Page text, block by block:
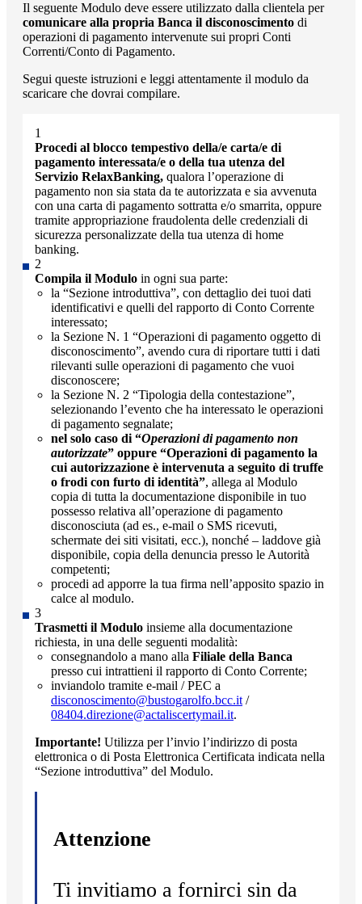
Il seguente Modulo deve essere utilizzato dalla clientela per
comunicare alla propria Banca il disconoscimento di
operazioni di pagamento intervenute sui propri Conti
Correnti/Conto di Pagamento.
Segui queste istruzioni e leggi attentamente il modulo da
scaricare che dovrai compilare.
Procedi al blocco tempestivo della/e carta/e di
pagamento interessata/e o della tua utenza del
Servizio RelaxBanking, qualora l’operazione di
pagamento non sia stata da te autorizzata e sia avvenuta
con una carta di pagamento sottratta e/o smarrita, oppure
tramite appropriazione fraudolenta delle credenziali di
sicurezza personalizzate della tua utenza di home
banking.
Compila il Modulo in ogni sua parte:
la “Sezione introduttiva”, con dettaglio dei tuoi dati
identificativi e quelli del rapporto di Conto Corrente
interessato;
la Sezione N. 1 “Operazioni di pagamento oggetto di
disconoscimento”, avendo cura di riportare tutti i dati
rilevanti sulle operazioni di pagamento che vuoi
disconoscere;
la Sezione N. 2 “Tipologia della contestazione”,
selezionando l’evento che ha interessato le operazioni
di pagamento segnalate;
nel solo caso di “Operazioni di pagamento non
autorizzate” oppure “Operazioni di pagamento la
cui autorizzazione è intervenuta a seguito di truffe
o frodi con furto di identità”, allega al Modulo
copia di tutta la documentazione disponibile in tuo
possesso relativa all’operazione di pagamento
disconosciuta (ad es., e-mail o SMS ricevuti,
schermate dei siti visitati, ecc.), nonché – laddove già
disponibile, copia della denuncia presso le Autorità
competenti;
procedi ad apporre la tua firma nell’apposito spazio in
calce al modulo.
Trasmetti il Modulo insieme alla documentazione
richiesta, in una delle seguenti modalità:
consegnandolo a mano alla Filiale della Banca
presso cui intrattieni il rapporto di Conto Corrente;
inviandolo tramite e-mail / PEC a
disconoscimento@bustogarolfo.bcc.it /
08404.direzione@actaliscertymail.it.
Importante! Utilizza per l’invio l’indirizzo di posta
elettronica o di Posta Elettronica Certificata indicata nella
“Sezione introduttiva” del Modulo.
Attenzione
Ti invitiamo a fornirci sin da